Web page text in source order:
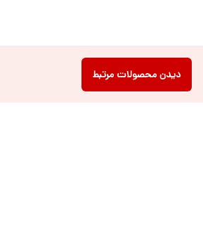
دیدن محصولات مرتبط